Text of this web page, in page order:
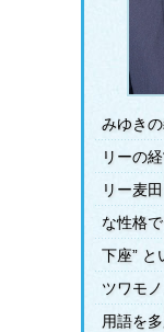
みゆき
リーの
リー麦
な性格
下座” と
ツワモ
用語を